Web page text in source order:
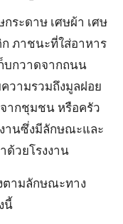
กระดาษ เศษผ้า เศษ
ภาชนะที่ใส่อาหาร
บกวาดจากถนน
วามรวมถึงมูลฝอย
ากชุมชน หรือครัว
านซึ่งมีลักษณะและ
วยโรงงาน
ตามลักษณะทาง
นี้